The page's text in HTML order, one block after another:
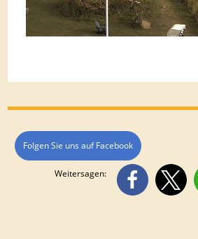
Folgen Sie uns auf Facebook
Weitersagen: